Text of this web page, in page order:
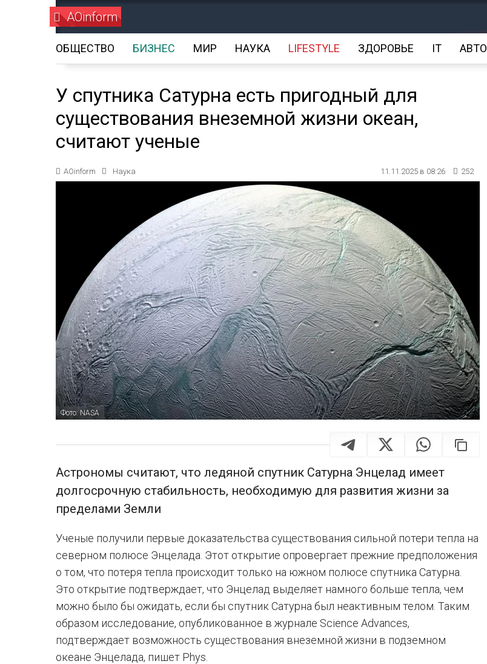
AOinform
ОБЩЕСТВО БИЗНЕС МИР НАУКА LIFESTYLE ЗДОРОВЬЕ IT АВТО
У спутника Сатурна есть пригодный для
существования внеземной жизни океан,
считают ученые
AOinform Наука 11.11.2025 в 08:26 252
Фото: NASA
Астрономы считают, что ледяной спутник Сатурна Энцелад имеет
долгосрочную стабильность, необходимую для развития жизни за
пределами Земли
Ученые получили первые доказательства существования сильной потери тепла на
северном полюсе Энцелада. Этот открытие опровергает прежние предположения
о том, что потеря тепла происходит только на южном полюсе спутника Сатурна.
Это открытие подтверждает, что Энцелад выделяет намного больше тепла, чем
можно было бы ожидать, если бы спутник Сатурна был неактивным телом. Таким
образом исследование, опубликованное в журнале Science Advances,
подтверждает возможность существования внеземной жизни в подземном
океане Энцелада, пишет Phys.